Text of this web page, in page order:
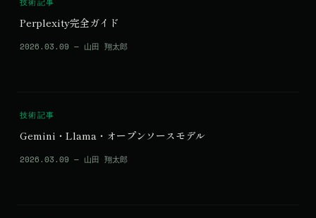
Perplexity完全ガイド
2026.03.09 — 山田 翔太郎
技術記事
Gemini・Llama・オープンソースモデル
2026.03.09 — 山田 翔太郎